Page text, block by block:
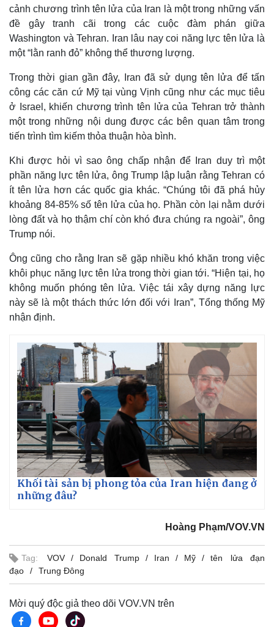
Thế giới
Quan sát
Cuộc sống đó đây
Multimedia
Video
Ảnh
E-Magazine
Infographic
cảnh chương trình tên lửa của Iran là một trong những vấn
đề gây tranh cãi trong các cuộc đàm phán giữa
Washington và Tehran. Iran lâu nay coi năng lực tên lửa là
một “lằn ranh đỏ” không thể thương lượng.
Trong thời gian gần đây, Iran đã sử dụng tên lửa để tấn
công các căn cứ Mỹ tại vùng Vịnh cũng như các mục tiêu
ở Israel, khiến chương trình tên lửa của Tehran trở thành
một trong những nội dung được các bên quan tâm trong
tiến trình tìm kiếm thỏa thuận hòa bình.
Khi được hỏi vì sao ông chấp nhận để Iran duy trì một
phần năng lực tên lửa, ông Trump lập luận rằng Tehran có
ít tên lửa hơn các quốc gia khác. “Chúng tôi đã phá hủy
khoảng 84-85% số tên lửa của họ. Phần còn lại nằm dưới
lòng đất và họ thậm chí còn khó đưa chúng ra ngoài”, ông
Trump nói.
Ông cũng cho rằng Iran sẽ gặp nhiều khó khăn trong việc
khôi phục năng lực tên lửa trong thời gian tới. “Hiện tại, họ
không muốn phóng tên lửa. Việc tái xây dựng năng lực
này sẽ là một thách thức lớn đối với Iran”, Tổng thống Mỹ
nhận định.
Khối tài sản bị phong tỏa của Iran hiện đang ở
những đâu?
Hoàng Phạm/VOV.VN
Tag: VOV Donald Trump Iran Mỹ
tên lửa đạn
đạo
Trung Đông
Mời quý độc giả theo dõi VOV.VN trên